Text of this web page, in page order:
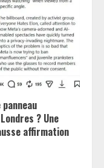
? Une
affirmation